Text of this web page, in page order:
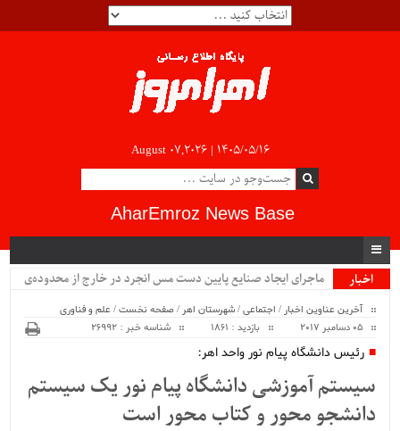
August 07,2026 | ۱۴۰۵/۰۵/۱۶
AharEmroz News Base
اخبار
ماجرای ایجاد صنایع پایین دست مس انجرد در خارج از محدوده‌ی
آخرین عناوین اخبار / اجتماعی/شهرستان اهر /صفحه نخست/ علم و فناوری
05 دسامبر 2017
بازدید : 1861 شناسه خبر : 26992
رئیس دانشگاه پیام نور واحد اهر:
سیستم آموزشی دانشگاه پیام نور یک سیستم
دانشجو محور و کتاب محور است